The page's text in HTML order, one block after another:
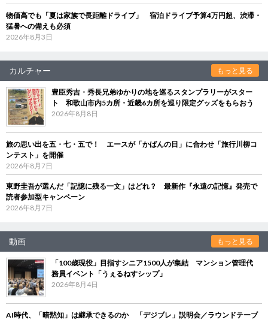
物価高でも「夏は家族で長距離ドライブ」 宿泊ドライブ予算4万円超、渋滞・
猛暑への備えも必須
2026年8月3日
カルチャー もっと見る
豊臣秀吉・秀長兄弟ゆかりの地を巡るスタンプラリーがスター
ト 和歌山市内5カ所・近畿6カ所を巡り限定グッズをもらおう
2026年8月8日
旅の思い出を五・七・五で！ エースが「かばんの日」に合わせ「旅行川柳コ
ンテスト」を開催
2026年8月7日
東野圭吾が選んだ「記憶に残る一文」はどれ？ 最新作『永遠の記憶』発売で
読者参加型キャンペーン
2026年8月7日
動画 もっと見る
「100歳現役」目指すシニア1500人が集結 マンション管理代
務員イベント「うぇるねすシップ」
2026年8月4日
AI時代、「暗黙知」は継承できるのか 「デジブレ」説明会／ラウンドテーブ